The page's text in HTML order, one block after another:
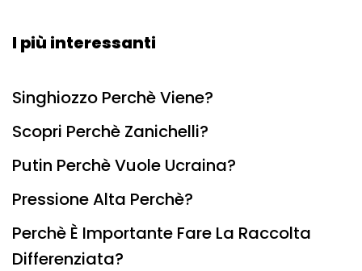
I più interessanti
Singhiozzo Perchè Viene?
Scopri Perchè Zanichelli?
Putin Perchè Vuole Ucraina?
Pressione Alta Perchè?
Perchè È Importante Fare La Raccolta
Differenziata?